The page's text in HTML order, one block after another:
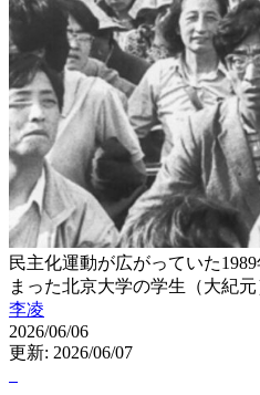
民主化運動が広がっていた
まった北京大学の学生（大紀元
李凌
2026/06/06
更新: 2026/06/07